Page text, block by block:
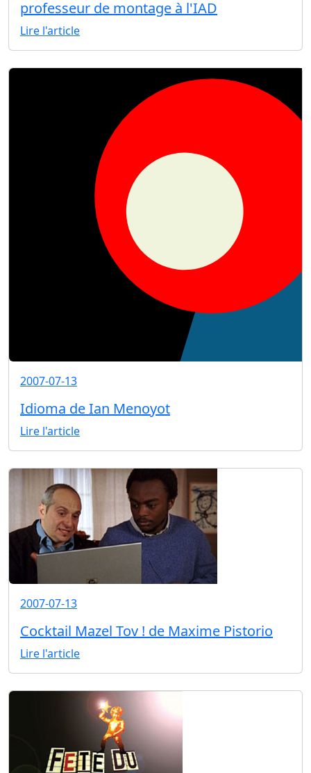
professeur de montage à l'IAD
Lire l'article
2007-07-13
Idioma de Ian Menoyot
Lire l'article
2007-07-13
Cocktail Mazel Tov ! de Maxime Pistorio
Lire l'article